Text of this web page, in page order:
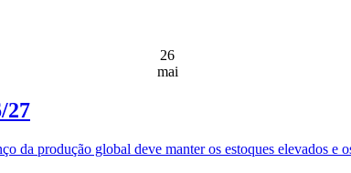
26
mai
27
da produção global deve manter os estoques elevados e